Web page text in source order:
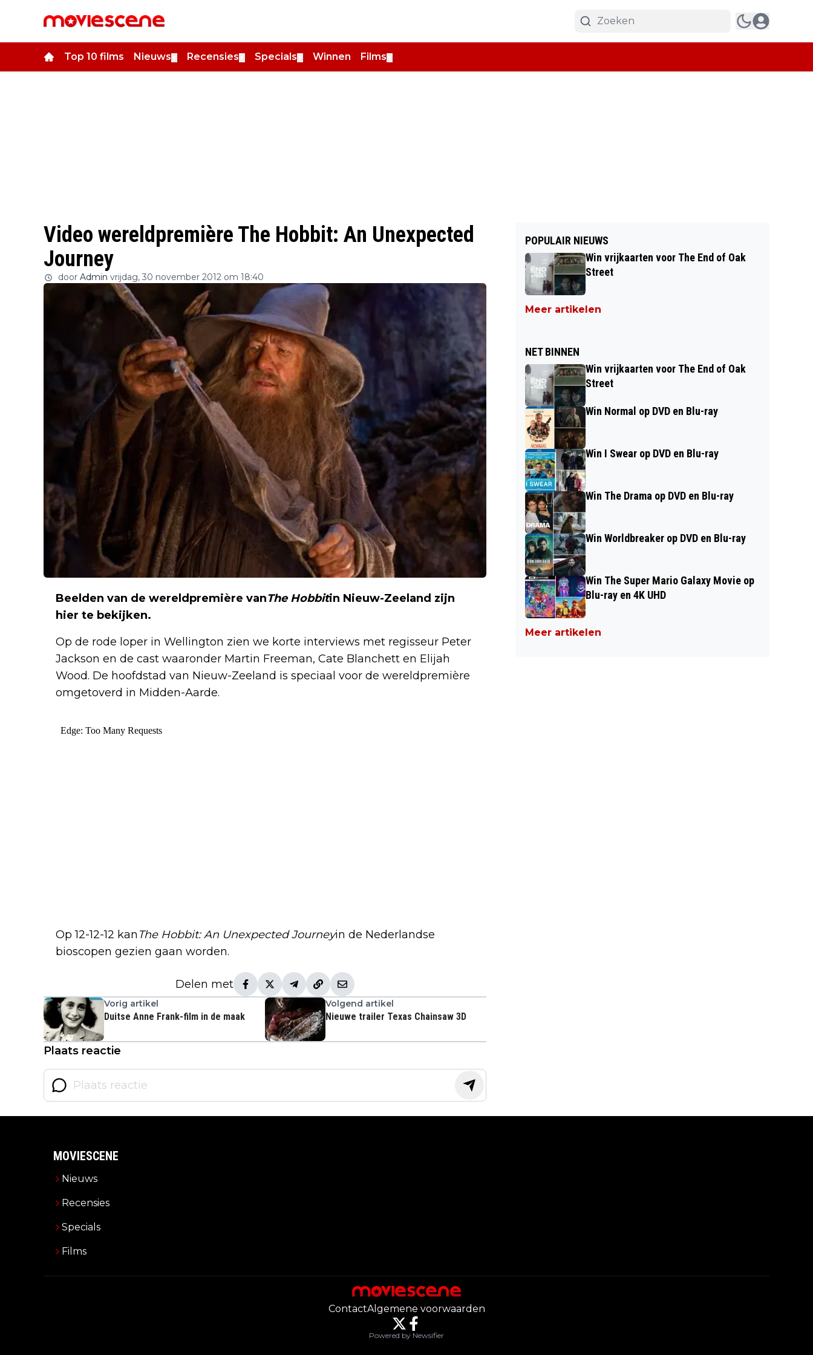
Top 10 films Nieuws Recensies Specials Winnen Films
Video wereldpremière The Hobbit: An Unexpected
Journey
door Admin vrijdag, 30 november 2012 om 18:40
Beelden van de wereldpremière vanThe Hobbitin Nieuw-Zeeland zijn
hier te bekijken.
Op de rode loper in Wellington zien we korte interviews met regisseur Peter
Jackson en de cast waaronder Martin Freeman, Cate Blanchett en Elijah
Wood. De hoofdstad van Nieuw-Zeeland is speciaal voor de wereldpremière
omgetoverd in Midden-Aarde.
Op 12-12-12 kan The Hobbit: An Unexpected Journeyin de Nederlandse
bioscopen gezien gaan worden.
Delen met
Vorig artikel
Duitse Anne Frank-film in de maak
Volgend artikel
Nieuwe trailer Texas Chainsaw 3D
Plaats reactie
POPULAIR NIEUWS
Win vrijkaarten voor The End of Oak
Street
Meer artikelen
NET BINNEN
Win vrijkaarten voor The End of Oak
Street
Win Normal op DVD en Blu-ray
Win I Swear op DVD en Blu-ray
Win The Drama op DVD en Blu-ray
Win Worldbreaker op DVD en Blu-ray
Win The Super Mario Galaxy Movie op
Blu-ray en 4K UHD
Meer artikelen
MOVIESCENE
Nieuws
Recensies
Specials
Films
ContactAlgemene voorwaarden
Powered by Newsifier